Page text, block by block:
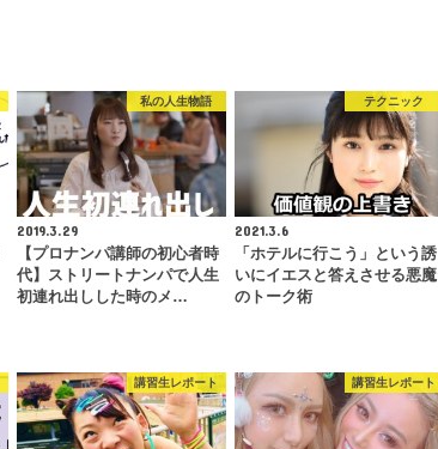
私の人生物語
2019.3.29
【プロナンパ講師の初心者時
代】ストリートナンパで人生
初連れ出しした時のメ…
テクニック
2021.3.6
「ホテルに行こう」という誘
いにイエスと答えさせる悪魔
のトーク術
講習生レポート 講習生レポート